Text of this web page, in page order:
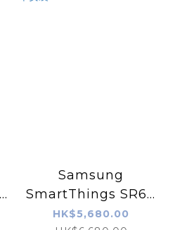
Samsung
SmartThings SR60
MAX WP 智能門鎖
HK$5,680.00